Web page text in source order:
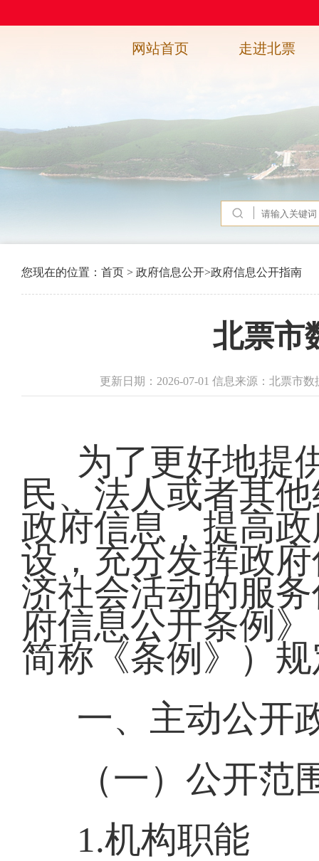
网站首页 走进北票
您现在的位置： 首页 > 政府信息公开>政府信息公开指南
北票市
更新日期：2026-07-01 信息来源：北票市
为了更好地提
民、法人或者其
政府信息，提高
设，充分发挥政
济社会活动的服
府信息公开条例
简称《条例》）
一、主动公开
（一）公开范
1.机构职能